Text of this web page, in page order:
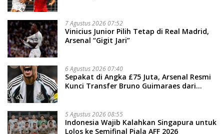
7 Agustus 2026 07:52
Vinicius Junior Pilih Tetap di Real Madrid,
Arsenal “Gigit Jari”
6 Agustus 2026 07:40
Sepakat di Angka £75 Juta, Arsenal Resmi
Kunci Transfer Bruno Guimaraes dari
5 Agustus 2026 08:55
Indonesia Wajib Kalahkan Singapura untuk
Lolos ke Semifinal Piala AFF 2026